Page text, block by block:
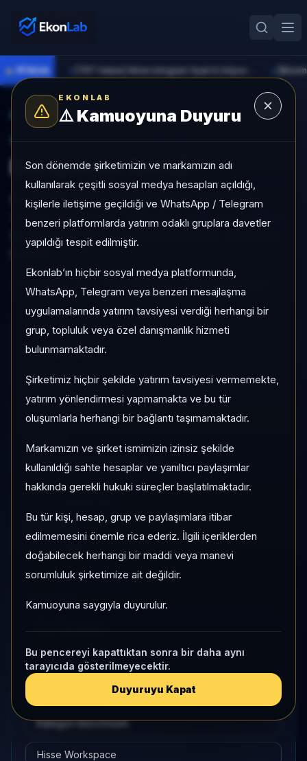
EKONLAB
⚠️Kamuoyuna Duyuru
Son dönemde şirketimizin ve markamızın adı
kullanılarak çeşitli sosyal medya hesapları açıldığı,
kişilerle iletişime geçildiği ve WhatsApp / Telegram
benzeri platformlarda yatırım odaklı gruplara davetler
yapıldığı tespit edilmiştir.
Ekonlab’ın hiçbir sosyal medya platformunda,
WhatsApp, Telegram veya benzeri mesajlaşma
uygulamalarında yatırım tavsiyesi verdiği herhangi bir
grup, topluluk veya özel danışmanlık hizmeti
bulunmamaktadır.
Şirketimiz hiçbir şekilde yatırım tavsiyesi vermemekte,
yatırım yönlendirmesi yapmamakta ve bu tür
oluşumlarla herhangi bir bağlantı taşımamaktadır.
Markamızın ve şirket ismimizin izinsiz şekilde
kullanıldığı sahte hesaplar ve yanıltıcı paylaşımlar
hakkında gerekli hukuki süreçler başlatılmaktadır.
Bu tür kişi, hesap, grup ve paylaşımlara itibar
edilmemesini önemle rica ederiz. İlgili içeriklerden
doğabilecek herhangi bir maddi veya manevi
sorumluluk şirketimize ait değildir.
Kamuoyuna saygıyla duyurulur.
Bu pencereyi kapattıktan sonra bir daha aynı
tarayıcıda gösterilmeyecektir.
Duyuruyu Kapat
● PİYASA
AI Hisse Radar/EUPWR
SUNUCU TARAFI HISSE GIRIŞI
Europower Enerji
Europower Enerji, Al kategorisinde, son 1 ayda
+%5,14, son 3 ayda +%48,49, yüksek risk profiliyle,
AL sinyaliyle hisse analizi EkonLab detay sayfasında
1 AY VE 3 AY PERFORMANS
+%5,14
3 Ay: +%48,49
KATEGORI KONUMU
21/37
81/ 28
HIZLI GEÇIŞ
Teknik Terminal
Hisse Karşılaştırma
Kategori Benchmark
Hisse Workspace